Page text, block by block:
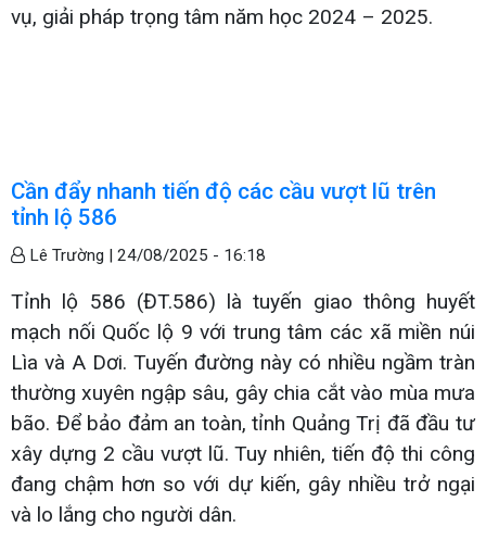
vụ, giải pháp trọng tâm năm học 2024 – 2025.
Cần đẩy nhanh tiến độ các cầu vượt lũ trên
tỉnh lộ 586
Lê Trường | 24/08/2025 - 16:18
Tỉnh lộ 586 (ĐT.586) là tuyến giao thông huyết
mạch nối Quốc lộ 9 với trung tâm các xã miền núi
Lìa và A Dơi. Tuyến đường này có nhiều ngầm tràn
thường xuyên ngập sâu, gây chia cắt vào mùa mưa
bão. Để bảo đảm an toàn, tỉnh Quảng Trị đã đầu tư
xây dựng 2 cầu vượt lũ. Tuy nhiên, tiến độ thi công
đang chậm hơn so với dự kiến, gây nhiều trở ngại
và lo lắng cho người dân.